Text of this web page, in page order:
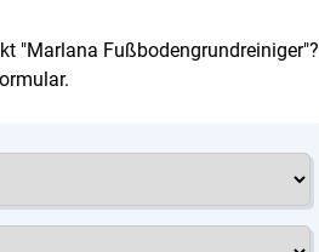
"Marlana Fußbodengrundreiniger"?